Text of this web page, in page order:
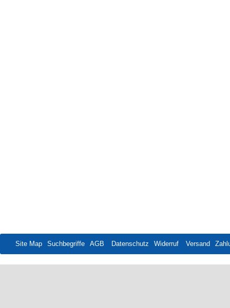
Site Map Suchbegriffe AGB Datenschutz Widerruf Versand